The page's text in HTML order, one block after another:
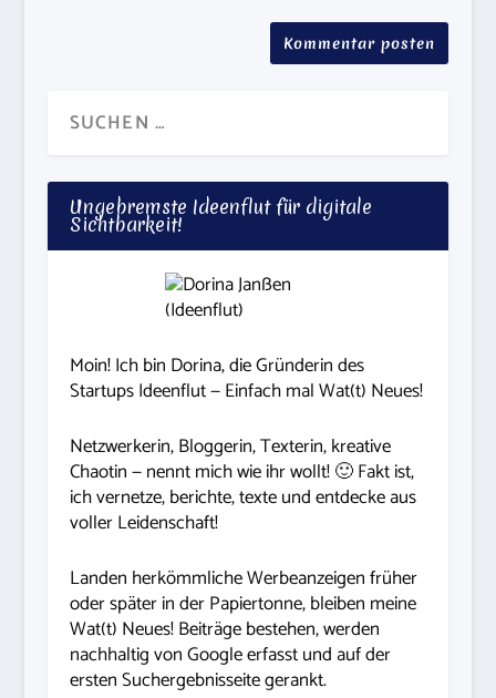
Ungebremste Ideenflut für digitale
Sichtbarkeit!
Moin! Ich bin Dorina, die Gründerin des
Startups Ideenflut — Einfach mal Wat(t) Neues!
Netzwerkerin, Bloggerin, Texterin, kreative
Chaotin — nennt mich wie ihr wollt! 🙂 Fakt ist,
ich vernetze, berichte, texte und entdecke aus
voller Leidenschaft!
Landen herkömmliche Werbeanzeigen früher
oder später in der Papiertonne, bleiben meine
Wat(t) Neues! Beiträge bestehen, werden
nachhaltig von Google erfasst und auf der
ersten Suchergebnisseite gerankt.